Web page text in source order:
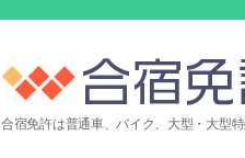
合宿免許は普通車、バイク、大型・大型